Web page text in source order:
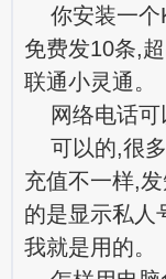
你安装一个
免费发10条,
联通小灵通。
网络电话可
可以的,很多
充值不一样,
的是显示私人
我就是用的。